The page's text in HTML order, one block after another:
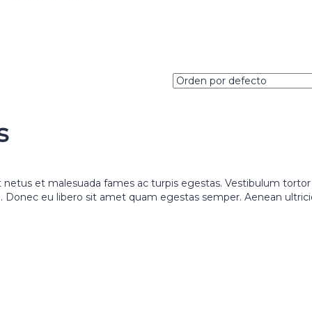
et malesuada fames ac turpis egestas. Vestibulum
eu libero sit amet quam egestas semper. Aenean